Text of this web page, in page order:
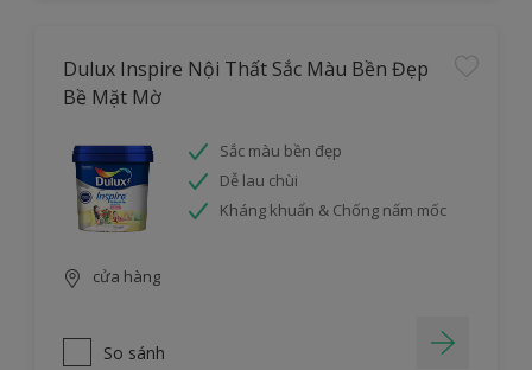
Dulux Inspire Nội Thất Sắc Màu Bền Đẹp
Bề Mặt Mờ
Sắc màu bền đẹp
Dễ lau chùi
Kháng khuẩn & Chống nấm mốc
cửa hàng
So sánh